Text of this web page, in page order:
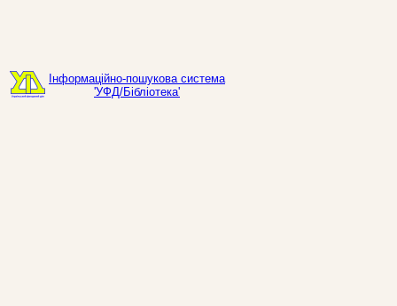
Інформаційно-пошукова система
'УФД/Бібліотека'